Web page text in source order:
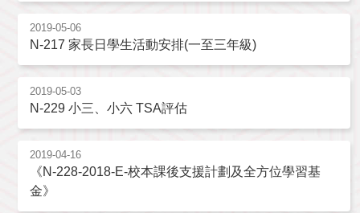
2019-05-06
N-217 家長日學生活動安排(一至三年級)
2019-05-03
N-229 小三、小六 TSA評估
2019-04-16
《N-228-2018-E-校本課後支援計劃及全方位學習基
金》